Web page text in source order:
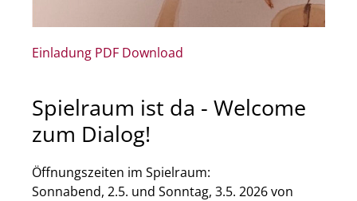
Einladung PDF Download
Spielraum ist da - Welcome
zum Dialog!
Öffnungszeiten im Spielraum:
Sonnabend, 2.5. und Sonntag, 3.5. 2026 von